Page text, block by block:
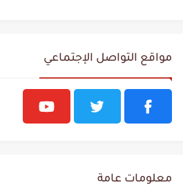
مواقع التواصل الإجتماعي
معلومات عامة